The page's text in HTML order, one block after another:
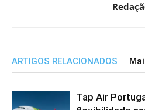
ARTIGOS RELACIONADOS
Tap Air